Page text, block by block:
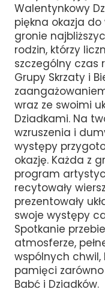
Walentynkowy
piękna okazja
gronie
rodzin, którzy
szczególny czas
Grupy Skrzaty i
wraz ze swoimi
Dziadkami. Na
wzruszenia i
występy
okazję. Każda z
program
recytowały
prezentowały
swoje występy
Spotkanie
atmosferze,
wspólnych chwil,
pamięci
Babć i Dziadków.